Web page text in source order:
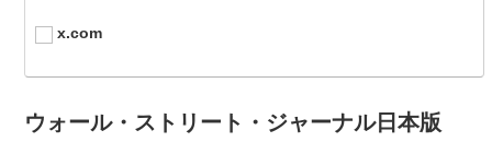
x.com
ウォール・ストリート・ジャーナル日本版